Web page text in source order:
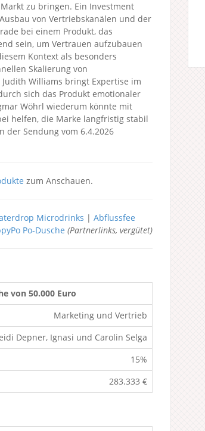
zu bringen. Ein Investment
von Vertriebskanälen und der
bei einem Produkt, das
sein, um Vertrauen aufzubauen
Kontext als besonders
Skalierung von
Williams bringt Expertise im
sich das Produkt emotionaler
Wöhrl wiederum könnte mit
helfen, die Marke langfristig stabil
Sendung vom 6.4.2026
zum Anschauen.
Microdrinks | Abflussfee
Po-Dusche (Partnerlinks, vergütet)
von 50.000 Euro
Marketing und Vertrieb
Depner, Ignasi und Carolin Selga
15%
283.333 €